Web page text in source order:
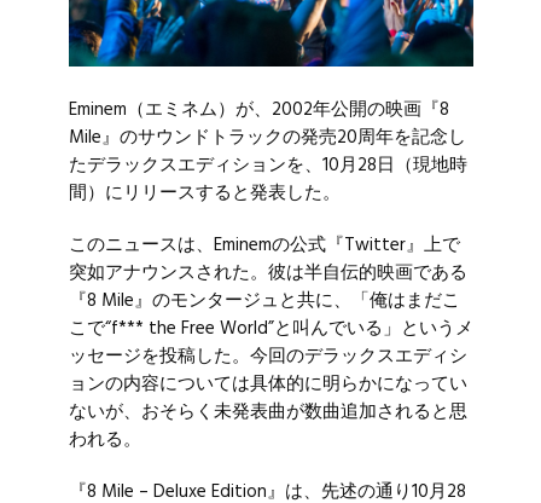
Eminem （エミネム）が、2002年公開の映画『8
Mile』のサウンドトラックの発売20周年を記念し
たデラックスエディションを、10月28日（現地時
間）にリリースすると発表した。
このニュースは、Eminemの公式『Twitter』上で
突如アナウンスされた。彼は半自伝的映画である
『8 Mile』のモンタージュと共に、「俺はまだこ
こで“f*** the Free World”と叫んでいる」というメ
ッセージを投稿した。今回のデラックスエディシ
ョンの内容については具体的に明らかになってい
ないが、おそらく未発表曲が数曲追加されると思
われる。
『8 Mile – Deluxe Edition』は、先述の通り10月28